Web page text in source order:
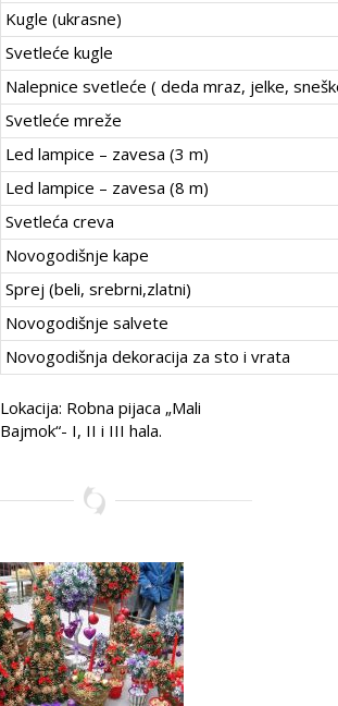
Kugle (ukrasne)
Svetleće kugle
Nalepnice svetleće ( deda mraz, jelke,
Svetleće mreže
Led lampice – zavesa (3 m)
Led lampice – zavesa (8 m)
Svetleća creva
Novogodišnje kape
Sprej (beli, srebrni,zlatni)
Novogodišnje salvete
Novogodišnja dekoracija za sto i vrata
Lokacija: Robna pijaca „Mali
Bajmok“- I, II i III hala.